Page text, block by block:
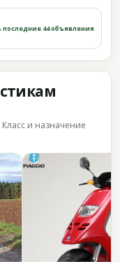
последние 44 объявления
и назначение